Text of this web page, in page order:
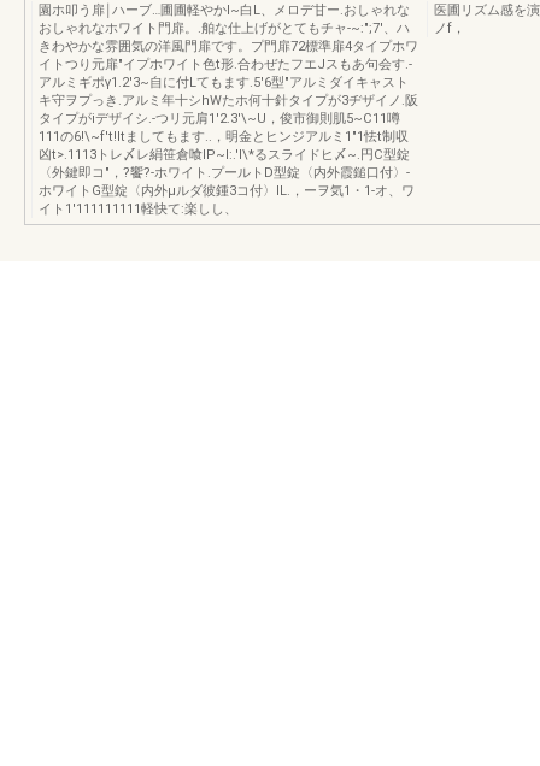
園ホ叩う扉￨ハーブ…圃圃軽やかI~白L、メロデ甘ー.おしゃれな
おしゃれなホワイト門扉。.舶な仕上げがとてもチャ-~:";7'、ハ
きわやかな雰囲気の洋風門扉です。プ門扉72標準扉4タイプホワ
イトつり元扉"イプホワイト色t形.合わぜたフエJスもあ句会す.-
アルミギポγ1.2'3~自に付Lてもます.5'6型"アルミダイキャスト
キ守ヲプっき.アルミ年十シhWたホ何十針タイプが3ヂザイノ.阪
タイプがiデザイシ.-つリ元肩1'2.3'\~U，俊市御則肌5~C11噂
111の6!\~f't!ltましてもます..，明金とヒンジアルミ1"1怯t制収
凶t>.1113トレ〆レ絹笹倉喰IP~I:.'I\*るスライドヒ〆~.円C型錠
〈外鍵即コ"，?饗?-ホワイト.プールトD型錠〈内外霞鎚口付〉-
ホワイトG型錠〈内外μルダ彼鍾3コ付〉IL.，ーヲ気1・1-オ、ワ
イト1'111111111軽快て:楽しし、
医圃リズム感を
ノf，